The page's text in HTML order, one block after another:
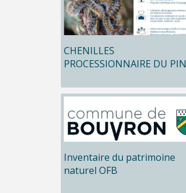
CHENILLES
PROCESSIONNAIRE DU PIN
Inventaire du patrimoine
naturel OFB